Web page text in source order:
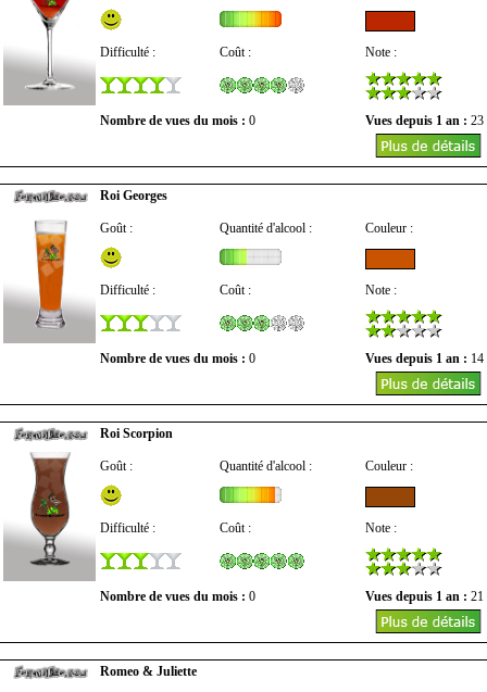
Difficulté : Coût : Note :
Nombre de vues du mois : 0 Vues depuis 1 an : 23
Roi Georges
Goût : Quantité d'alcool : Couleur :
Difficulté : Coût : Note :
Nombre de vues du mois : 0 Vues depuis 1 an : 14
Roi Scorpion
Goût : Quantité d'alcool : Couleur :
Difficulté : Coût : Note :
Nombre de vues du mois : 0 Vues depuis 1 an : 21
Romeo & Juliette